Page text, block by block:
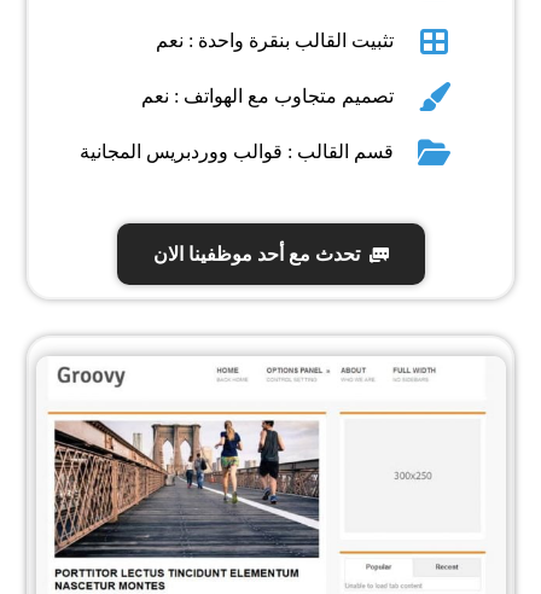
تثبيت القالب بنقرة واحدة : نعم
تصميم متجاوب مع الهواتف : نعم
قسم القالب : قوالب ووردبريس المجانية
تحدث مع أحد موظفينا الان